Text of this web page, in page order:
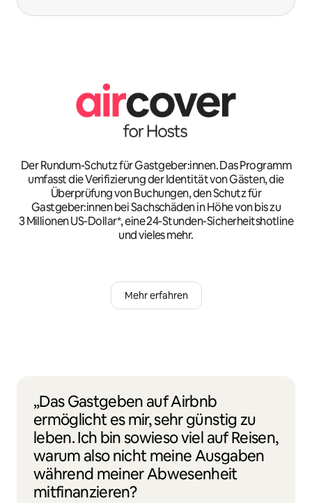
Der Rundum-Schutz für Gastgeber:innen. Das Programm
umfasst die Verifizierung der Identität von Gästen, die
Überprüfung von Buchungen, den Schutz für
Gastgeber:innen bei Sachschäden in Höhe von bis zu
3 Millionen US-Dollar*, eine 24-Stunden-Sicherheitshotline
und vieles mehr.
Mehr erfahren
„Das Gastgeben auf Airbnb
ermöglicht es mir, sehr günstig zu
leben. Ich bin sowieso viel auf Reisen,
warum also nicht meine Ausgaben
während meiner Abwesenheit
mitfinanzieren?